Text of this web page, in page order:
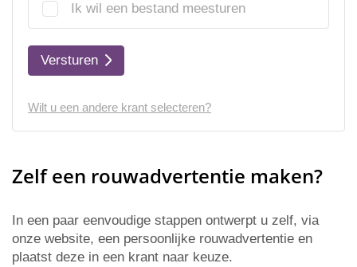
Ik wil een bestand meesturen
Versturen
Wilt u een andere krant selecteren?
Zelf een rouwadvertentie maken?
In een paar eenvoudige stappen ontwerpt u zelf, via
onze website, een persoonlijke rouwadvertentie en
plaatst deze in een krant naar keuze.